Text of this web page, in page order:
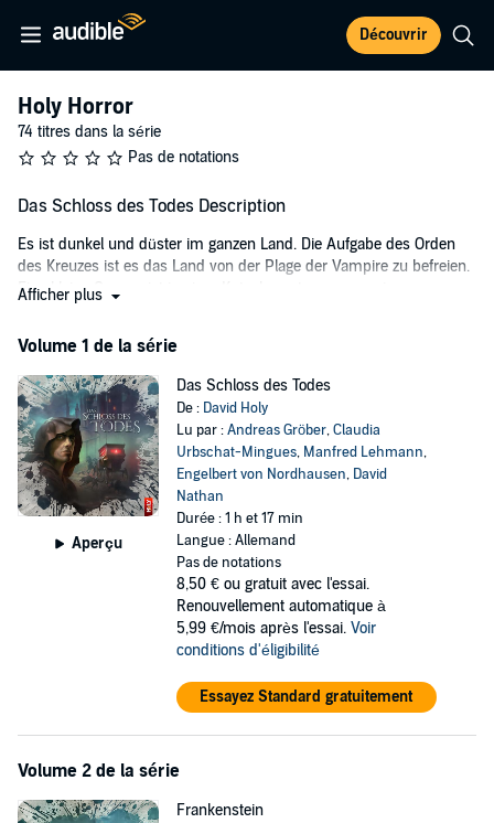
Découvrir
Holy Horror
74 titres dans la série
Pas de notations
Das Schloss des Todes Description
Es ist dunkel und düster im ganzen Land. Die Aufgabe des Orden
des Kreuzes ist es das Land von der Plage der Vampire zu befreien.
Eine kleine Gruppe ist in einer Kutsche unterwegs zu einem
Schloss wird heimgesucht und so versuchen die Gefährten das
Mysterium des Schlosses zu lösen!
©2018 Holysoft GmbH (P)2018 Holysoft GmbH
Afficher plus
Volume 1 de la série
Aperçu
Das Schloss des Todes
De : David Holy
Lu par :Andreas Gröber,Claudia
Urbschat-Mingues, Manfred Lehmann,
Engelbert von Nordhausen, David
Nathan
Durée : 1 h et 17 min
Langue : Allemand
Pas de notations
8,50 € ou gratuit avec l'essai.
Renouvellement automatique à
5,99 €/mois après l'essai. Voir
conditions d'éligibilité
Essayez Standard gratuitement
Volume 2 de la série
Frankenstein